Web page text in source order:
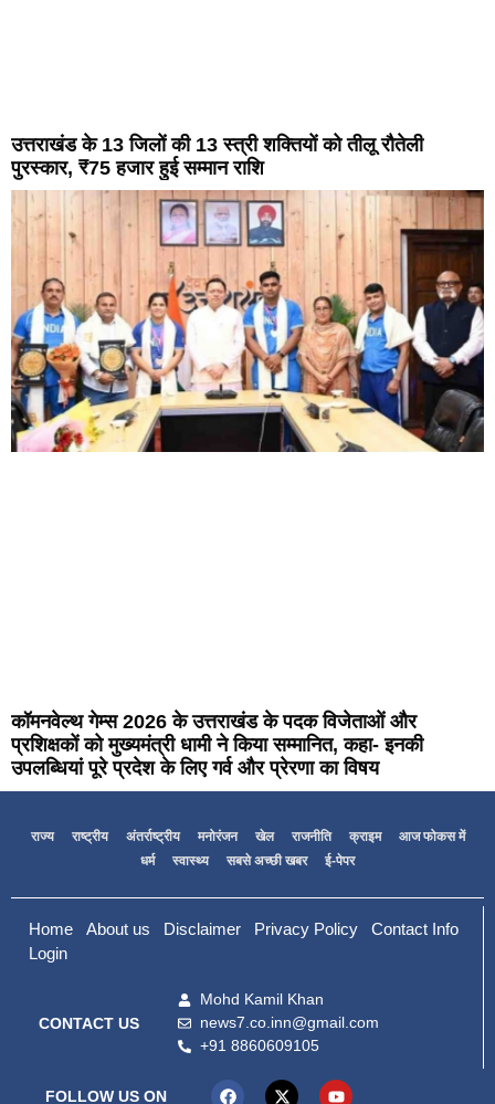
उत्तराखंड के 13 जिलों की 13 स्त्री शक्तियों को तीलू रौतेली
पुरस्कार, ₹75 हजार हुई सम्मान राशि
कॉमनवेल्थ गेम्स 2026 के उत्तराखंड के पदक विजेताओं और
प्रशिक्षकों को मुख्यमंत्री धामी ने किया सम्मानित, कहा- इनकी
उपलब्धियां पूरे प्रदेश के लिए गर्व और प्रेरणा का विषय
राज्य राष्ट्रीय अंतर्राष्ट्रीय मनोरंजन खेल राजनीति क्राइम
आज फोकस में
धर्म
स्वास्थ्य सबसे अच्छी खबर ई-पेपर
Home About us Disclaimer Privacy Policy
Contact Info
Login
CONTACT US
Mohd Kamil Khan
news7.co.inn@gmail.com
+91 8860609105
FOLLOW US ON